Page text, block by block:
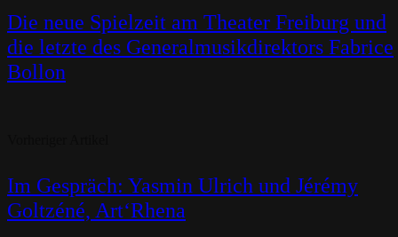
Die neue Spielzeit am Theater Freiburg und
die letzte des Generalmusikdirektors Fabrice
Bollon
Im Gespräch: Yasmin Ulrich und Jérémy
Goltzéné, Art‘Rhena